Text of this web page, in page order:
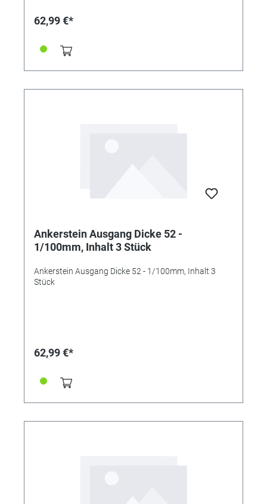
62,99 €*
Ankerstein Ausgang Dicke 52 -
1/100mm, Inhalt 3 Stück
Ankerstein Ausgang Dicke 52 - 1/100mm, Inhalt 3
Stück
62,99 €*